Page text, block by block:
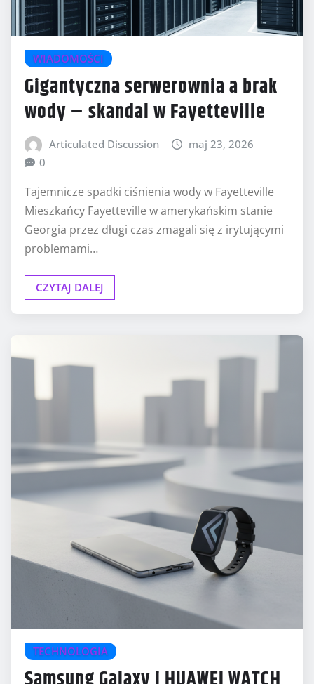
WIADOMOŚCI
Gigantyczna serwerownia a brak
wody – skandal w Fayetteville
Articulated Discussion
maj 23, 2026
0
Tajemnicze spadki ciśnienia wody w Fayetteville
Mieszkańcy Fayetteville w amerykańskim stanie
Georgia przez długi czas zmagali się z irytującymi
problemami…
CZYTAJ DALEJ
TECHNOLOGIA